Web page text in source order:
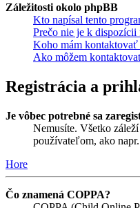
Záležitosti okolo phpBB
Kto napísal tento
Prečo nie je k
Koho mám
Ako môžem
Registrácia a
Je vôbec potrebné sa
Nemusíte. Všetko
používateľom, ako
Hore
Čo znamená COPPA?